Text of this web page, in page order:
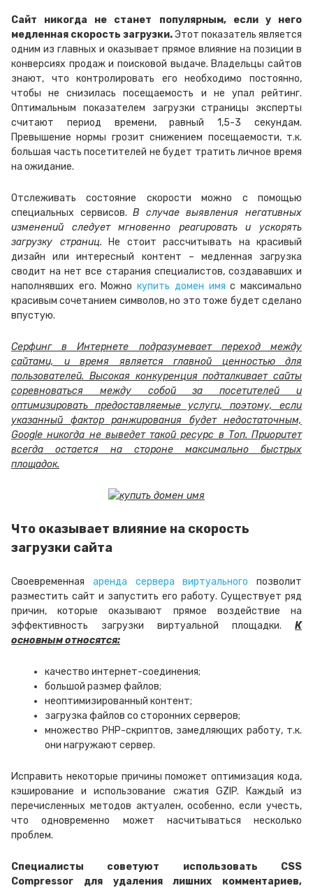
Сайт никогда не станет популярным, если у него
медленная скорость загрузки.Этот показатель является
одним из главных и оказывает прямое влияние на позиции в
конверсиях продаж и поисковой выдаче. Владельцы сайтов
знают, что контролировать его необходимо постоянно,
чтобы не снизилась посещаемость и не упал рейтинг.
Оптимальным показателем загрузки страницы эксперты
считают период времени, равный 1,5-3 секундам.
Превышение нормы грозит снижением посещаемости, т.к.
большая часть посетителей не будет тратить личное время
на ожидание.
Отслеживать состояние скорости можно с помощью
специальных сервисов.В случае выявления негативных
изменений следует мгновенно реагировать и ускорять
загрузку страниц. Не стоит рассчитывать на красивый
дизайн или интересный контент – медленная загрузка
сводит на нет все старания специалистов, создававших и
наполнявших его. Можнокупить домен имя с максимально
красивым сочетанием символов, но это тоже будет сделано
впустую.
Серфинг в Интернете подразумевает переход между
сайтами, и время является главной ценностью для
пользователей. Высокая конкуренция подталкивает сайты
соревноваться между собой за посетителей и
оптимизировать предоставляемые услуги, поэтому, если
указанный фактор ранжирования будет недостаточным,
Google никогда не выведет такой ресурс в Топ. Приоритет
всегда остается на стороне максимально быстрых
площадок.
Что оказывает влияние на скорость
загрузки сайта
Своевременная аренда сервера виртуального позволит
разместить сайт и запустить его работу. Существует ряд
причин, которые оказывают прямое воздействие на
эффективность загрузки виртуальной площадки. К
основным относятся:
качество интернет-соединения;
большой размер файлов;
неоптимизированный контент;
загрузка файлов со сторонних серверов;
множество PHP-скриптов, замедляющих работу, т.к.
они нагружают сервер.
Исправить некоторые причины поможет оптимизация кода,
кэширование и использование сжатия GZIP. Каждый из
перечисленных методов актуален, особенно, если учесть,
что одновременно может насчитываться несколько
проблем.
Специалисты советуют использовать CSS
Compressor для удаления лишних комментариев,